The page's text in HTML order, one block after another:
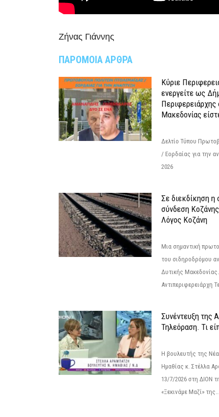
Ζήνας Γιάννης
ΠΑΡΟΜΟΙΑ ΑΡΘΡΑ
Κύριε
ενεργείτε ως
Περιφερειάρχης
Μακεδονίας
Δελτίο Τύπου
/ Εορδαίας για την
2026
Σε διεκδίκηση η
σύνδεση
Λόγος Κοζάνη
Μια σημαντική
του σιδηροδρόμου
Δυτικής
Αντιπεριφερειάρχη
Συνέντευξη της
Τηλεόραση. Τι
Η βουλευτής της
Ημαθίας κ. Στέλλα
13/7/2026 στη ΔΙΟΝ
«Ξεκινάμε Μαζί»